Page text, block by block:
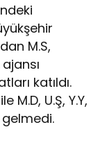
M.S,
katıldı.
M.D, U.Ş, Y.Y,
gelmedi.